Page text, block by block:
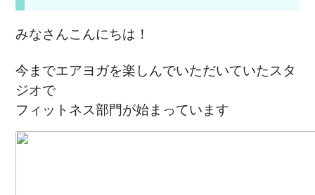
みなさんこんにちは！
今までエアヨガを楽しんでいただいていたスタ
ジオで
フィットネス部門が始まっています